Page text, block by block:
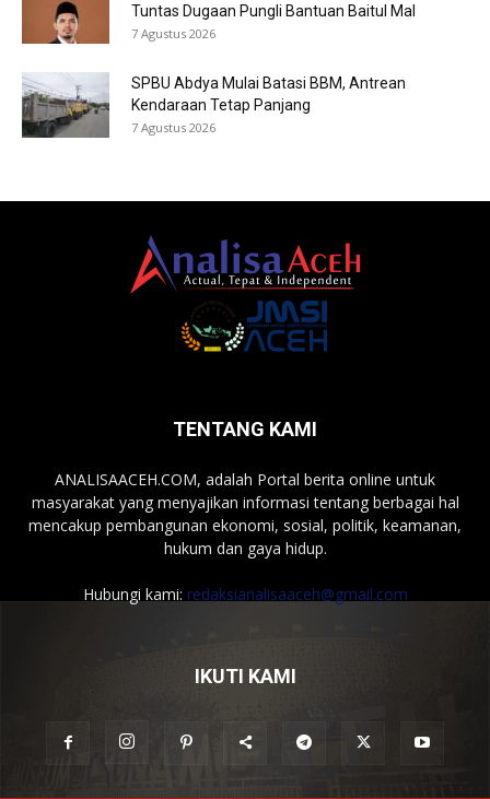
Tuntas Dugaan Pungli Bantuan Baitul Mal
7 Agustus 2026
SPBU Abdya Mulai Batasi BBM, Antrean
Kendaraan Tetap Panjang
7 Agustus 2026
TENTANG KAMI
ANALISAACEH.COM, adalah Portal berita online untuk
masyarakat yang menyajikan informasi tentang berbagai hal
mencakup pembangunan ekonomi, sosial, politik, keamanan,
hukum dan gaya hidup.
Hubungi kami: redaksianalisaaceh@gmail.com
IKUTI KAMI